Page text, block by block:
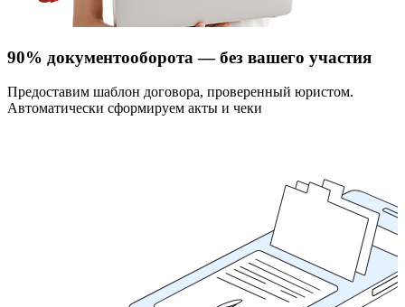
90% документооборота — без вашего участия
Предоставим шаблон договора, проверенный юристом.
Автоматически сформируем акты и чеки